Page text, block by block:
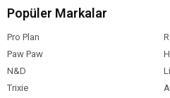
Popüler Markalar
Pro Plan
Paw Paw
N&D
Trixie